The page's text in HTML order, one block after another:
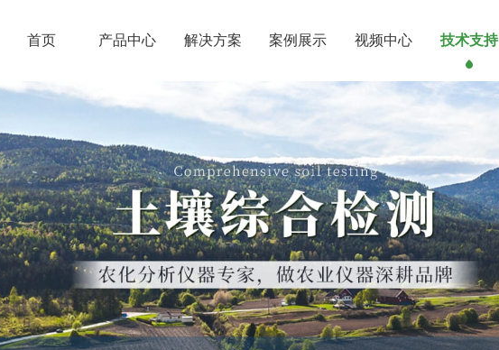
首页 产品中心 解决方案 案例展示 视频中心 技术支持